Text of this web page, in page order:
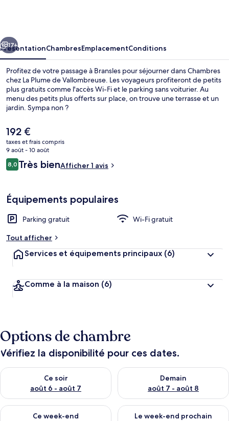
de
Vallombreuse
Suivant
17+
PrésentationChambresEmplacementConditions
Profitez de votre passage à Bransles pour séjourner dans Chambres
chez La Plume de Vallombreuse. Les voyageurs profiteront de petits
plus gratuits comme l'accès Wi-Fi et le parking sans voiturier. Au
menu des petits plus offerts sur place, on trouve une terrasse et un
jardin. Sympa non ?
Le
prix
actuel
est
de
192 €
taxes et frais compris
9 août - 10 août
Avis
voyageurs
8,08,0 sur 10
Très bienAfficher 1 avis
Équipements populaires
Parking gratuit
Wi-Fi gratuit
Tout afficher
Services et équipements principaux (6)
Comme à la maison (6)
Options de chambre
Vérifiez la disponibilité pour ces dates.
Ce soir
août 6 - août 7
Vérifier la disponibilité pour ce soir août 6 - août 7
Demain
août 7 - août 8
Vérifier la disponibilité pour
Ce week-end
Vérifier la disponibilité pour ce week-end août 7 - août 9
Le week-end prochain
Vérifier la disponibilité pour